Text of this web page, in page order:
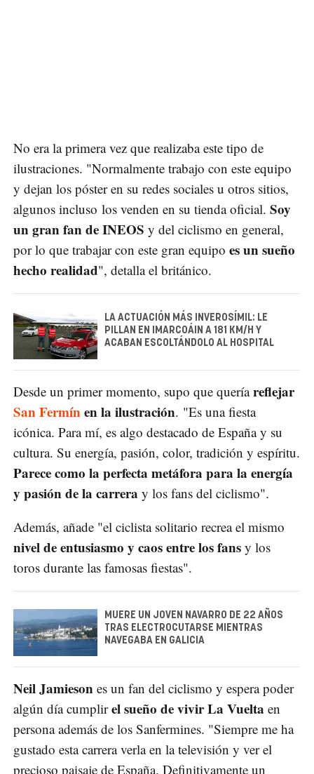
No era la primera vez que realizaba este tipo de
ilustraciones. "Normalmente trabajo con este equipo
y dejan los póster en su redes sociales u otros sitios,
algunos incluso los venden en su tienda oficial. Soy
un gran fan de INEOS y del ciclismo en general,
por lo que trabajar con este gran equipo es un sueño
hecho realidad", detalla el británico.
LA ACTUACIÓN MÁS INVEROSÍMIL: LE
PILLAN EN IMARCOÁIN A 181 KM/H Y
ACABAN ESCOLTÁNDOLO AL HOSPITAL
Desde un primer momento, supo que queríareflejar
San Fermínen la ilustración. "Es una fiesta
icónica. Para mí, es algo destacado de España y su
cultura. Su energía, pasión, color, tradición y espíritu.
Parece como la perfecta metáfora para la energía
y pasión de la carrera y los fans del ciclismo".
Además, añade "el ciclista solitario recrea el mismo
nivel de entusiasmo y caos entre los fans y los
toros durante las famosas fiestas".
MUERE UN JOVEN NAVARRO DE 22 AÑOS
TRAS ELECTROCUTARSE MIENTRAS
NAVEGABA EN GALICIA
Neil Jamieson es un fan del ciclismo y espera poder
algún día cumplirel sueño de vivir La Vuelta en
persona además de los Sanfermines. "Siempre me ha
gustado esta carrera verla en la televisión y ver el
precioso paisaje de España. Definitivamente un